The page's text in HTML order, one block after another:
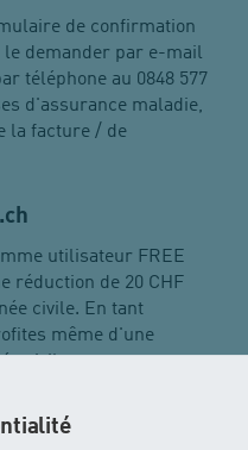
de confirmation
le demander par e-mail
téléphone au 0848 577
d'assurance maladie,
la facture / de
utilisateur FREE
réduction de 20 CHF
civile. En tant
même d'une
civile sur nos cours